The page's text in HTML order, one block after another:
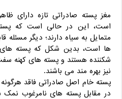
مغز پسته صادراتی تازه دارای
است، این در حالی است که
متمایل به سیاه دارند؛ دیگر
ها است، بدین شکل که پسته های
شکننده هستند و پسته های کهنه
نیز بهره مند می باشند.
پسته خام اصل صادراتی فاقد
در مقابل پسته های نامرغوب